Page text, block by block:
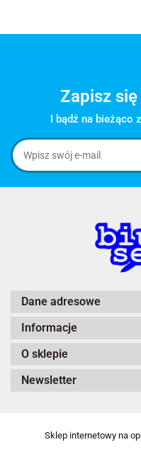
Zapisz
I bądź na bieżąco
Dane adresowe
Informacje
O sklepie
Newsletter
Sklep internetowy na